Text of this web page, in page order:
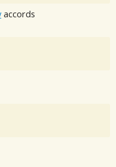
accords